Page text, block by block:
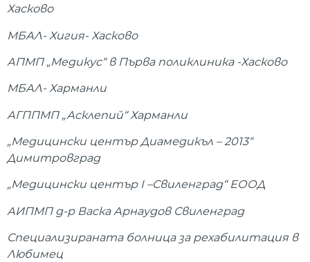
Хасково
МБАЛ- Хигия- Хасково
АПМП „Медикус“ в Първа поликлиника -Хасково
МБАЛ- Харманли
АГППМП „Асклепий“ Харманли
„Медицински център Диамедикъл – 2013“
Димитровград
„Медицински център І –Свиленград“ ЕООД
АИПМП д-р Васка Арнаудов Свиленград
Специализираната болница за рехабилитация в
Любимец